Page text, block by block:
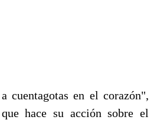
cuentagotas en el corazón",
hace su acción sobre el